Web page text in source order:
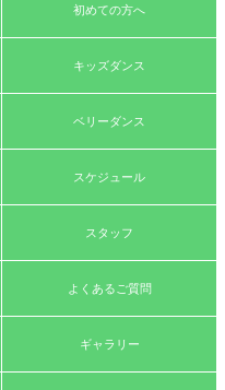
初めての方へ
キッズダンス
ベリーダンス
スケジュール
スタッフ
よくあるご質問
ギャラリー